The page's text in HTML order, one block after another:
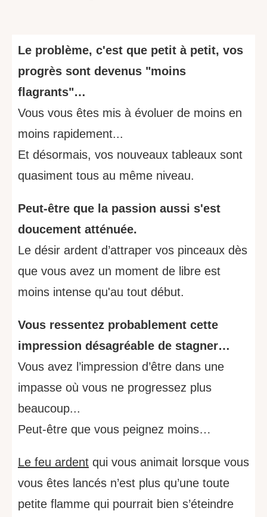
Le problème, c'est que petit à petit, vos
progrès sont devenus "moins
flagrants"…
Vous vous êtes mis à évoluer de moins en
moins rapidement...
Et désormais, vos nouveaux tableaux sont
quasiment tous au même niveau.
Peut-être que la passion aussi s'est
doucement atténuée.
Le désir ardent d’attraper vos pinceaux dès
que vous avez un moment de libre est
moins intense qu'au tout début.
Vous ressentez probablement cette
impression désagréable de stagner…
Vous avez l’impression d’être dans une
impasse où vous ne progressez plus
beaucoup...
Peut-être que vous peignez moins…
Le feu ardent qui vous animait lorsque vous
vous êtes lancés n’est plus qu’une toute
petite flamme qui pourrait bien s’éteindre